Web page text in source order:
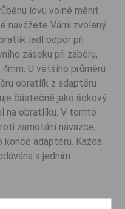
lovu volně měnit.
navážete Vámi zvolený
ladl odpor při
záseku při záběru,
U většího průměru
obratlík z adaptéru
částečně jako šokový
na obratlíku. V tomto
zamotání návazce,
adaptéru. Každá
s jedním